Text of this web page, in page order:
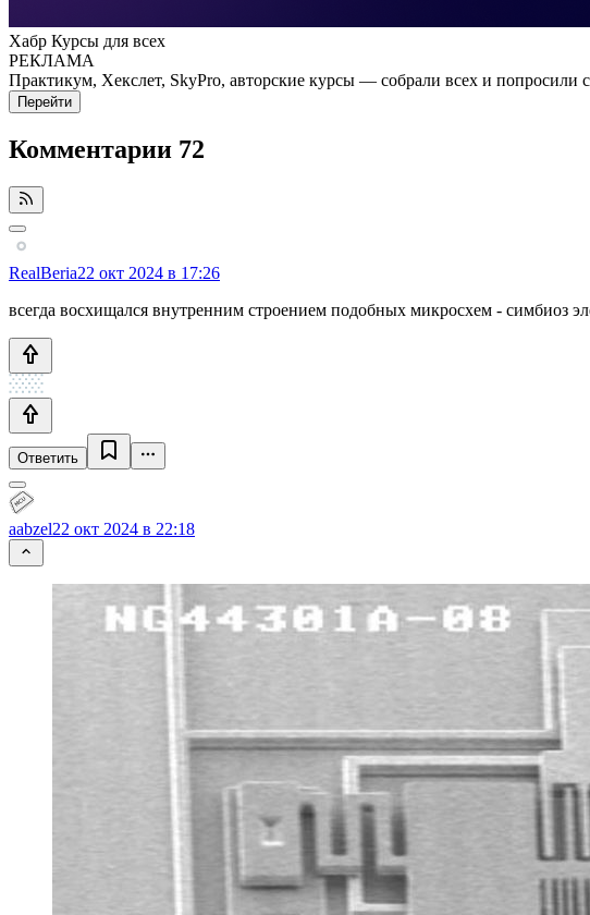
Хабр Курсы для всех
РЕКЛАМА
Практикум, Хекслет, SkyPro, авторские курсы — собрали всех и попросили
Перейти
Комментарии 72
RealBeria22 окт 2024 в 17:26
всегда восхищался внутренним строением подобных микросхем - симбиоз
Ответить
aabzel22 окт 2024 в 22:18